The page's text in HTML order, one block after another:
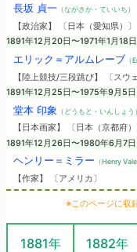
長坂 貞一（ながさか・ていいち）
【政治家】 〔日本（愛知県）〕
1891年12月20日〜1971年1月18日
エリック＝アルムレーブ （
【陸上競技/三段跳び】 〔スウ
1891年12月25日〜1975年9月5日
堂本 印象 （どうもと・いんしょう）
【日本画家】 〔日本（京都府）
1891年12月26日〜1980年6月7日
ヘンリー＝ミラー （Henry
【作家】 〔アメリカ〕
※このページに収
1881年 1882年